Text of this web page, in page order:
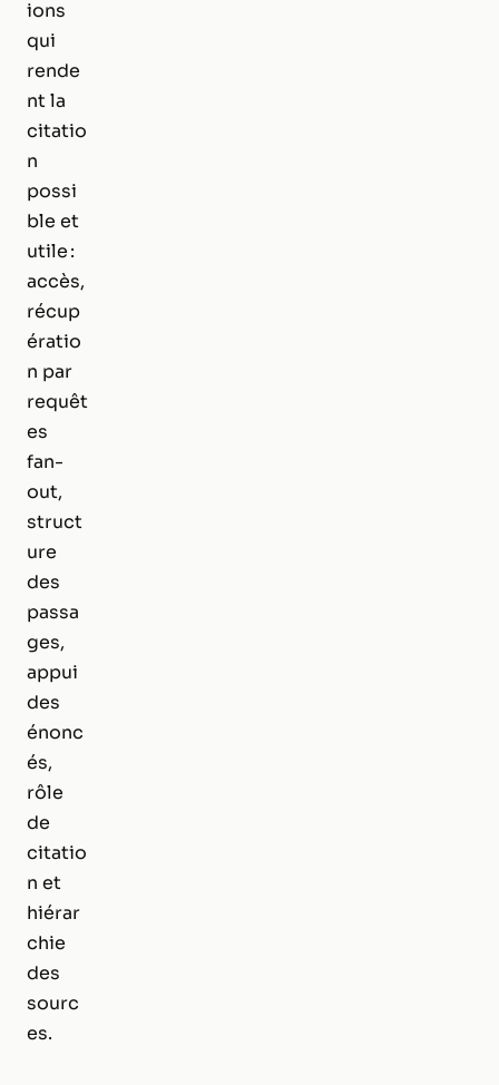
ions
qui
rende
nt la
citatio
n
possi
ble et
utile :
accès,
récup
ératio
n par
requêt
es
fan-
out,
struct
ure
des
passa
ges,
appui
des
énonc
és,
rôle
de
citatio
n et
hiérar
chie
des
sourc
es.